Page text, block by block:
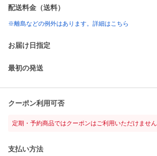
配送料金（送料）
※離島などの例外はあります。詳細はこちら
お届け日指定
最初の発送
クーポン利用可否
定期・予約商品ではクーポンはご利用いただけません
支払い方法